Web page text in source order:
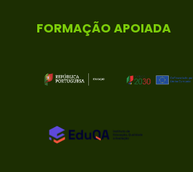
FORMAÇÃO APOIADA